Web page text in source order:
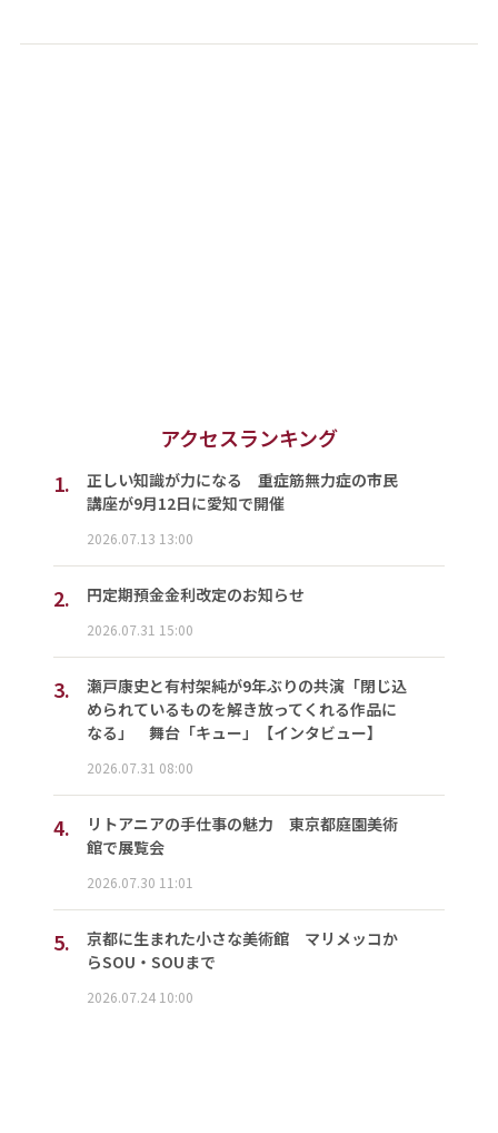
アクセスランキング
1.
正しい知識が力になる 重症筋無力症の市民
講座が9月12日に愛知で開催
2026.07.13 13:00
2. 円定期預金金利改定のお知らせ
2026.07.31 15:00
3.
瀬戸康史と有村架純が9年ぶりの共演「閉じ込
められているものを解き放ってくれる作品に
なる」 舞台「キュー」【インタビュー】
2026.07.31 08:00
4.
リトアニアの手仕事の魅力 東京都庭園美術
館で展覧会
2026.07.30 11:01
5.
京都に生まれた小さな美術館 マリメッコか
らSOU・SOUまで
2026.07.24 10:00